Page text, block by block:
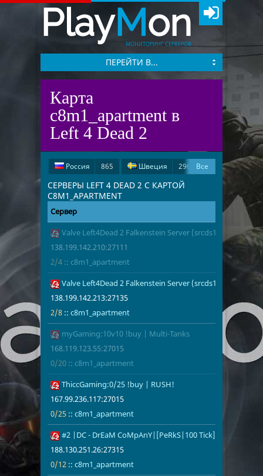
PlayMon
МОНИТОРИНГ СЕРВЕРОВ
ПЕРЕЙТИ В...
Карта
c8m1_apartment в
Left 4 Dead 2
Россия 865 Швеция
296
Испания
278 США
202
Германия
56
Великобритания
Франция
16 Иран
5
Чехия
3 Китай
2
Италия
Украина
1 Беларусь
1
Все
СЕРВЕРЫ LEFT 4 DEAD 2 С КАРТОЙ
C8M1_APARTMENT
Сервер Адрес
Игроки
Valve Left4Dead 2 Falkenstein Server (srcds1005-fsn-
138.199.142.210:27111
2/4 :: c8m1_apartment
Valve Left4Dead 2 Falkenstein Server (srcds1002-fsn-
138.199.142.213:27135
2/8 :: c8m1_apartment
myGaming:10v10 !buy | Multi-Tanks
168.119.123.55:27015
0/20 :: c8m1_apartment
0/20
ThiccGaming:0/25 !buy | RUSH!
167.99.236.117:27015
0/25 :: c8m1_apartment
#2 |DC - DrEaM CoMpAnY|[PeRkS|100 Tick]
188.130.251.26:27315
0/12 :: c8m1_apartment